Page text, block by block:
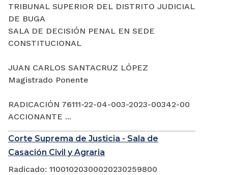
TRIBUNAL SUPERIOR DEL DISTRITO JUDICIAL
DE BUGA
SALA DE DECISIÓN PENAL EN SEDE
CONSTITUCIONAL
JUAN CARLOS SANTACRUZ LÓPEZ
Magistrado Ponente
RADICACIÓN 76111-22-04-003-2023-00342-00
ACCIONANTE ...
Corte Suprema de Justicia - Sala de
Casación Civil y Agraria
Radicado: 11001020300020230259800